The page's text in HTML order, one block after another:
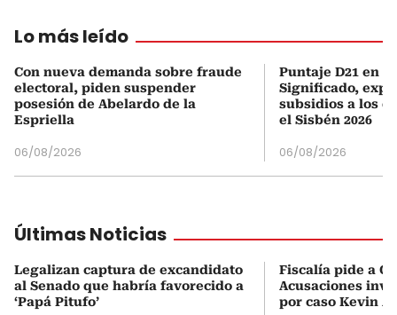
Lo más leído
Con nueva demanda sobre fraude
electoral, piden suspender
posesión de Abelardo de la
Espriella
06/08/2026
Puntaje D21 en
Significado,
subsidios a los
el Sisbén 2026
06/08/2026
Últimas Noticias
Legalizan captura de excandidato
al Senado que habría favorecido a
‘Papá Pitufo’
Fiscalía pide a
Acusaciones
por caso Kevin